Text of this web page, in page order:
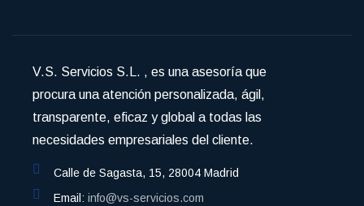
V.S. Servicios S.L. , es una asesoría que
procura una atención personalizada, ágil,
transparente, eficaz y global a todas las
necesidades empresariales del cliente.
Calle de Sagasta, 15, 28004 Madrid
Email: info@vs-servicios.com